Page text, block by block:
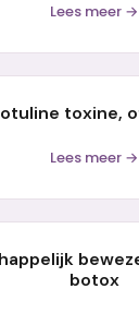
Lees meer →
toxine,
Lees meer →
botox